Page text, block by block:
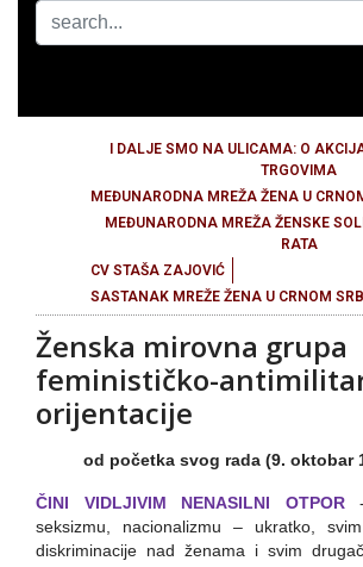
I DALJE SMO NA ULICAMA: O
TRGOVIMA
MEĐUNARODNA MREŽA ŽENA U
MEĐUNARODNA MREŽA ŽENSKE
RATA
CV STAŠA ZAJOVIĆ
SASTANAK MREŽE ŽENA U CRNOM
Ženska mirovna grupa
feminističko-
orijentacije
od početka svog rada (9. oktobar
ČINI VIDLJIVIM NENASILNI OTPOR
seksizmu, nacionalizmu – ukratko,
diskriminacije nad ženama i svim